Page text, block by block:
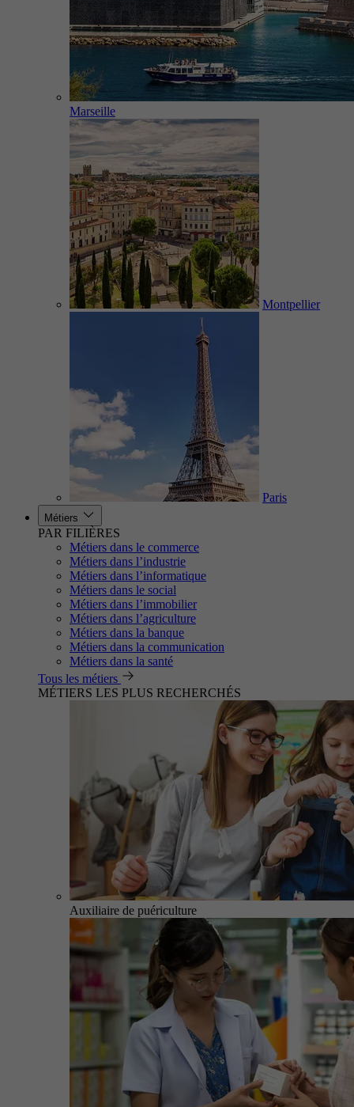
Marseille
Montpellier
Paris
Métiers
PAR FILIÈRES
Métiers dans le commerce
Métiers dans l’industrie
Métiers dans l’informatique
Métiers dans le social
Métiers dans l’immobilier
Métiers dans l’agriculture
Métiers dans la banque
Métiers dans la communication
Métiers dans la santé
Tous les métiers
MÉTIERS LES PLUS RECHERCHÉS
Auxiliaire de puériculture